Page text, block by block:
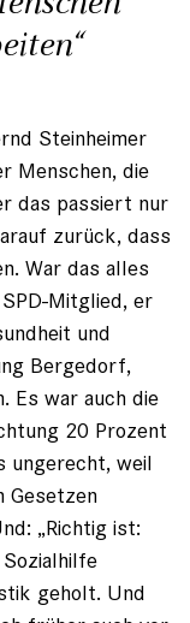
Steinheimer
Menschen, die
das passiert nur
zurück, dass
War das alles
Mitglied, er
und
Bergedorf,
Es war auch die
20 Prozent
ungerecht, weil
Gesetzen
„Richtig ist:
geholt. Und